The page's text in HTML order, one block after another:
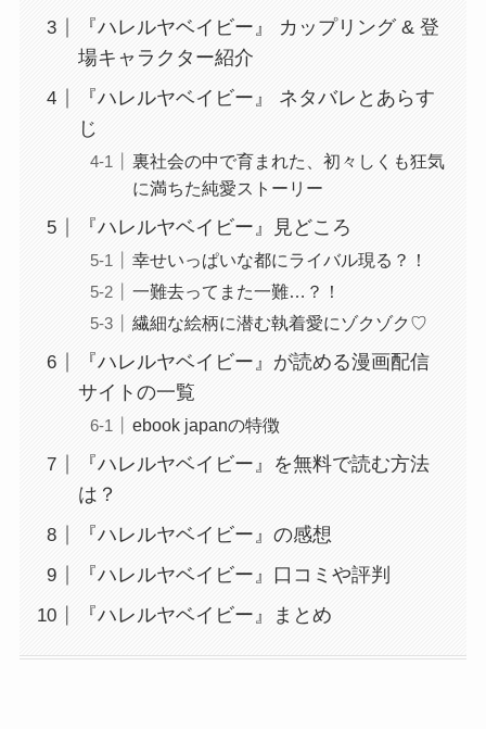
『ハレルヤベイビー』 カップリング & 登
場キャラクター紹介
『ハレルヤベイビー』 ネタバレとあらす
じ
裏社会の中で育まれた、初々しくも狂気
に満ちた純愛ストーリー
『ハレルヤベイビー』見どころ
幸せいっぱいな都にライバル現る？！
一難去ってまた一難…？！
繊細な絵柄に潜む執着愛にゾクゾク♡
『ハレルヤベイビー』が読める漫画配信
サイトの一覧
ebook japanの特徴
『ハレルヤベイビー』を無料で読む方法
は？
『ハレルヤベイビー』の感想
『ハレルヤベイビー』口コミや評判
『ハレルヤベイビー』まとめ